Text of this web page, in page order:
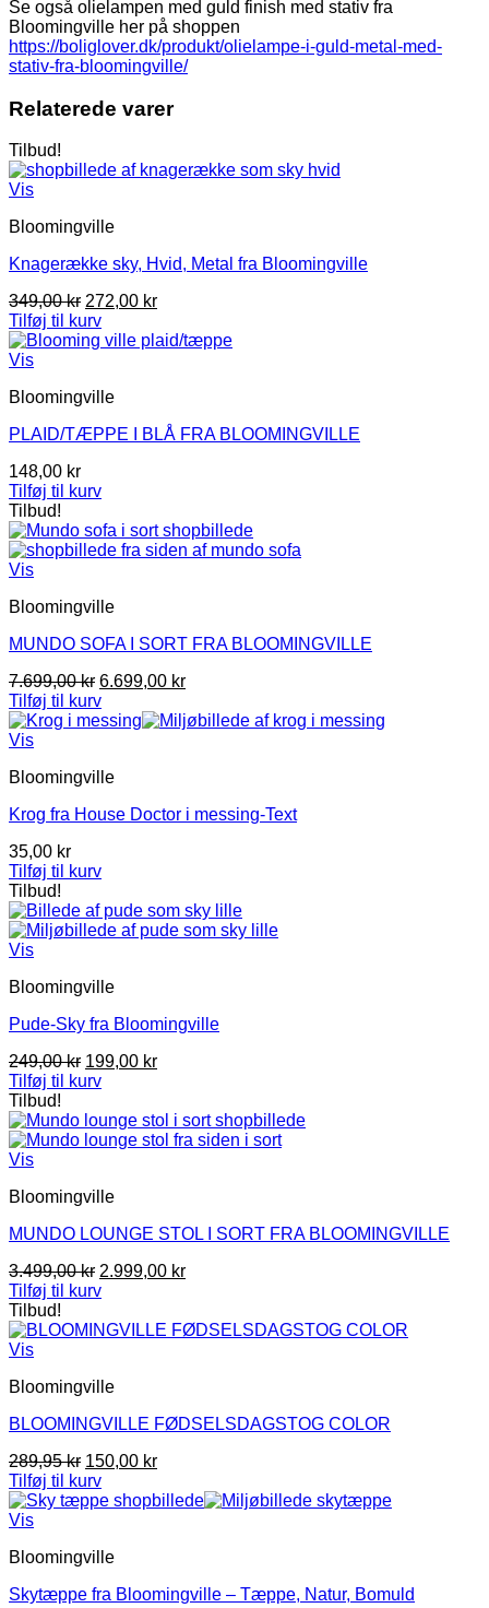
Se også olielampen med guld finish med stativ fra
Bloomingville her på shoppen
https://boliglover.dk/produkt/olielampe-i-guld-metal-med-
stativ-fra-bloomingville/
Relaterede varer
Tilbud!
Vis
Bloomingville
Knagerække sky, Hvid, Metal fra Bloomingville
349,00kr Den
oprindelige
pris
272,00 krDen
pris
Tilføj til kurv
Vis
Bloomingville
PLAID/TÆPPE I BLÅ FRA BLOOMINGVILLE
148,00 kr
Tilføj til kurv
Tilbud!
Vis
Bloomingville
MUNDO SOFA I SORT FRA BLOOMINGVILLE
7.699,00kr Den
oprindelige
pris
6.699,00 krDen
pris
Tilføj til kurv
Vis
Bloomingville
Krog fra House Doctor i messing-Text
35,00 kr
Tilføj til kurv
Tilbud!
Vis
Bloomingville
Pude-Sky fra Bloomingville
249,00kr Den
oprindelige
var:
249,00 kr.
199,00 krDen
er:
199,00 kr.
Tilføj til kurv
Tilbud!
Vis
Bloomingville
MUNDO LOUNGE STOL I SORT FRA BLOOMINGVILLE
3.499,00kr Den
oprindelige
var:
2.999,00 krDen
er:
Tilføj til kurv
Tilbud!
Vis
Bloomingville
BLOOMINGVILLE FØDSELSDAGSTOG COLOR
289,95kr Den
oprindelige
pris
150,00 krDen
pris
Tilføj til kurv
Vis
Bloomingville
Skytæppe fra Bloomingville – Tæppe, Natur, Bomuld